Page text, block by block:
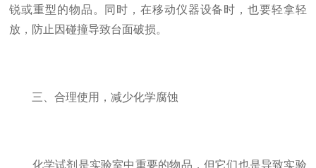
锐或重型的物品。同时，在移动仪器设备时，也要轻拿轻
放，防止因碰撞导致台面破损。
三、合理使用，减少化学腐蚀
化学试剂是实验室中重要的物品，但它们也是导致实验